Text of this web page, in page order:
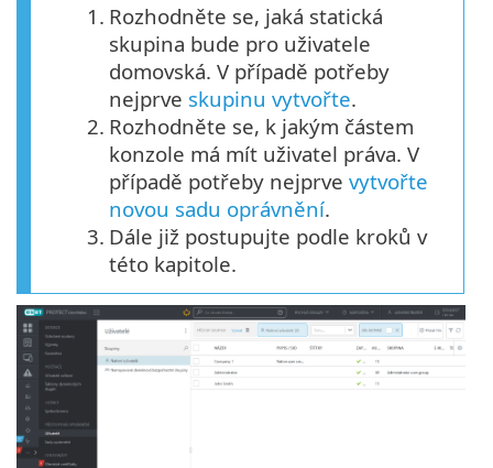
1. Rozhodněte se, jaká statická
skupina bude pro uživatele
domovská. V případě potřeby
nejprve skupinu vytvořte.
2. Rozhodněte se, k jakým částem
konzole má mít uživatel práva. V
případě potřeby nejprve vytvořte
novou sadu oprávnění.
3. Dále již postupujte podle kroků v
této kapitole.